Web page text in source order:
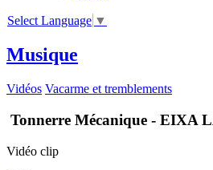
Select Language ▼
Musique
Vidéos Vacarme et tremblements
Tonnerre Mécanique - EIXA
Vidéo clip